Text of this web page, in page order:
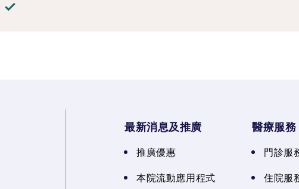
最新消息及推廣
推廣優惠
本院流動應用程式
醫療服務
門診服
住院服